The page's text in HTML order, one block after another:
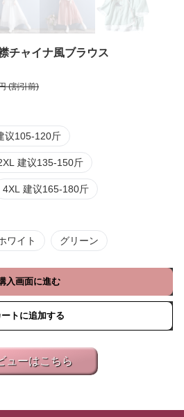
チャイナ風ブラウス
(割引前)
议105-120斤
建议135-150斤
4XL 建议165-180斤
ワイト グリーン
入画面に進む
ートに追加する
ューはこちら